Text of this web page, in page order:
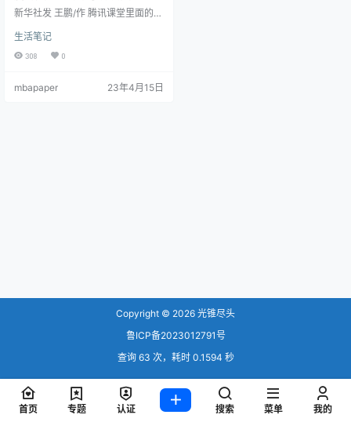
学后付”“免息分期”，警惕瞄
新华社发 王鹏/作 腾讯课堂里面的培
来骗大家来贷款，说不是贷款，最
后结果是贷款，身份证可以绑定，
pp和小程序实在是太多了。 一不小
生活笔记
308 0
mbapaper 23年4月15日
Copyright © 2026 光锥尽头
鲁ICP备2023012791号
查询 63 次，耗时 0.1594 秒
首页 专题 认证 搜索 菜单 我的